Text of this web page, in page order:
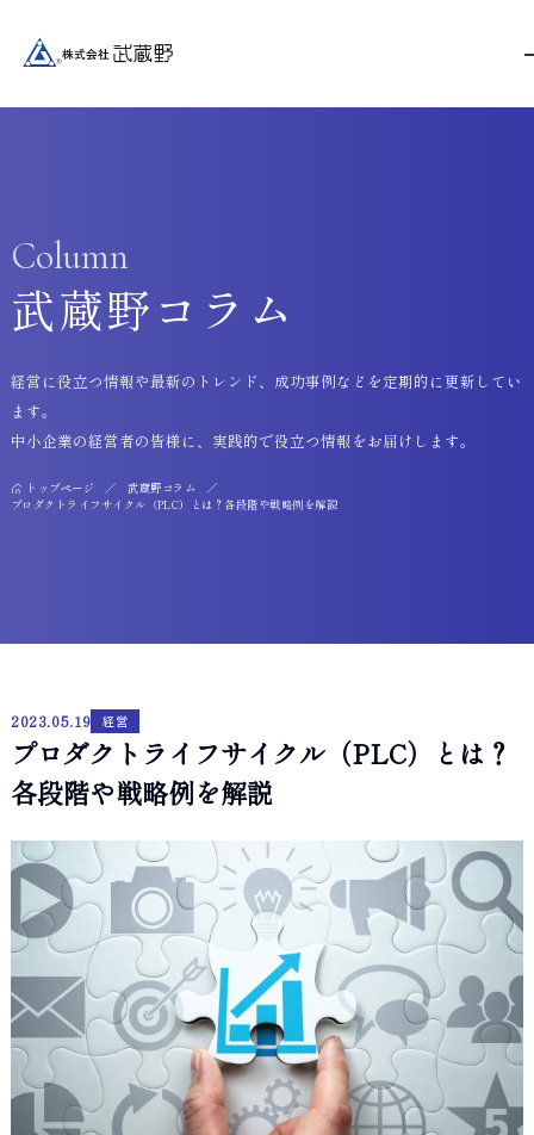
Column
武蔵野コラム
トップページ
武蔵野コラム
プロダクトライフサイクル（PLC）とは？各段階や戦略例を解説
経営に役立つ情報や最新のトレンド、成功事例などを定期的に更新してい
ます。
中小企業の経営者の皆様に、実践的で役立つ情報をお届けします。
2023.05.19 経営
プロダクトライフサイクル（PLC）とは？
各段階や戦略例を解説